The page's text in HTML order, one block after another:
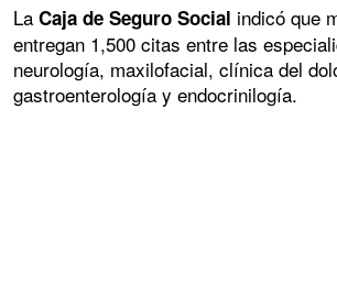
La Caja de Seguro Social indicó que
entregan 1,500 citas entre las
neurología, maxilofacial, clínica del
gastroenterología y endocrinilogía.